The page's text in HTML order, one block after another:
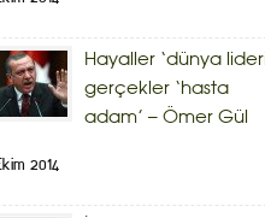
Hayaller ‘dünya
gerçekler ‘hasta
adam’ – Ömer Gül
2014